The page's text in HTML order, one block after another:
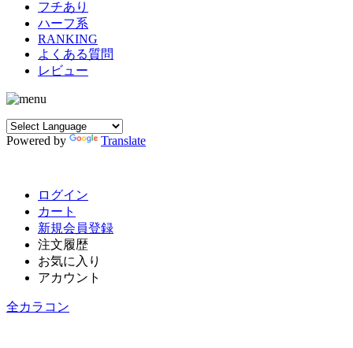
フチあり
ハーフ系
RANKING
よくある質問
レビュー
Powered by Translate
ログイン
カート
新規会員登録
注文履歴
お気に入り
アカウント
全カラコン